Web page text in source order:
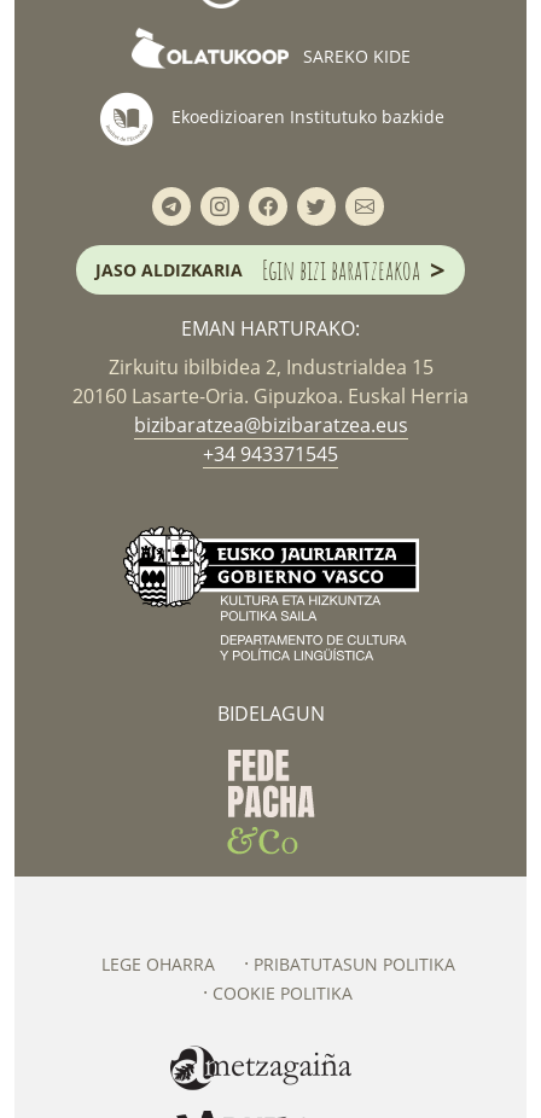
SAREKO KIDE
Ekoedizioaren Institutuko bazkide
JASO ALDIZKARIA Egin bizi baratzeakoa >
EMAN HARTURAKO:
Zirkuitu ibilbidea 2, Industrialdea 15
20160 Lasarte-Oria. Gipuzkoa. Euskal Herria
bizibaratzea@bizibaratzea.eus
+34 943371545
BIDELAGUN
LEGE OHARRA
PRIBATUTASUN POLITIKA
COOKIE POLITIKA